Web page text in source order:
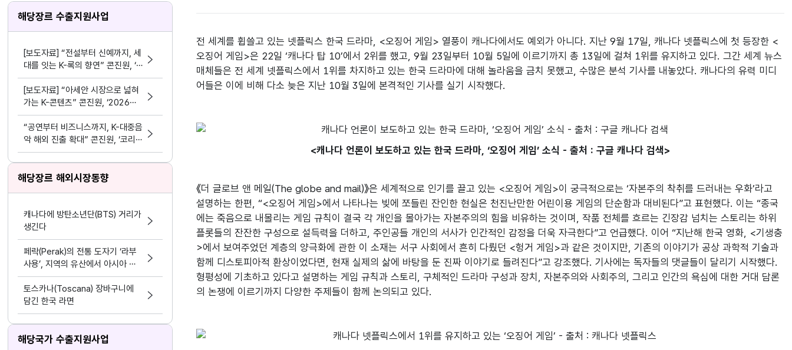
해당장르 수출지원사업
[보도자료] “전설부터 신예까지, 세
대를 잇는 K-록의 향연” 콘진원, ‘2
026 위드 스테이지 앤드 시즌6’ 개
최
[보도자료] “아세안 시장으로 넓혀
가는 K-콘텐츠” 콘진원, ‘2026
한-아세안 K-콘텐츠 비즈위크’성공
적 마무리
“공연부터 비즈니스까지, K-대중음
악 해외 진출 확대” 콘진원, ‘코리
아 스포트라이트 @인도네시아’ 개
최
해당장르 해외시장동향
캐나다에 방탄소년단(BTS) 거리가
생긴다
페락(Perak)의 전통 도자기 ‘라부
사용’, 지역의 유산에서 아시아 문
화 교류의 가능성으로
토스카나(Toscana) 장바구니에
담긴 한국 라면
해당국가 수출지원사업
전 세계를 휩쓸고 있는 넷플릭스 한국 드라마, <오징어 게임> 열풍이 캐나다에서도 예외가 아니다. 지난 9월 17일, 캐나다 넷플릭스에 첫 등장한 <
오징어 게임>은 22일 ‘캐나다 탑 10’에서 2위를 했고, 9월 23일부터 10월 5일에 이르기까지 총 13일에 걸쳐 1위를 유지하고 있다. 그간 세계 뉴스
매체들은 전 세계 넷플릭스에서 1위를 차지하고 있는 한국 드라마에 대해 놀라움을 금치 못했고, 수많은 분석 기사를 내놓았다. 캐나다의 유력 미디
어들은 이에 비해 다소 늦은 지난 10월 3일에 본격적인 기사를 실기 시작했다.
<캐나다 언론이 보도하고 있는 한국 드라마, ‘오징어 게임’ 소식 - 출처 : 구글 캐나다 검색>
《더 글로브 앤 메일(The globe and mail)》은 세계적으로 인기를 끌고 있는 <오징어 게임>이 궁극적으로는 ‘자본주의 착취를 드러내는 우화’라고
설명하는 한편, “<오징어 게임>에서 나타나는 빚에 쪼들린 잔인한 현실은 천진난만한 어린이용 게임의 단순함과 대비된다”고 표현했다. 이는 “종국
에는 죽음으로 내몰리는 게임 규칙이 결국 각 개인을 몰아가는 자본주의의 힘을 비유하는 것이며, 작품 전체를 흐르는 긴장감 넘치는 스토리는 하위
플롯들의 잔잔한 구성으로 설득력을 더하고, 주인공들 개인의 서사가 인간적인 감정을 더욱 자극한다”고 언급했다. 이어 “지난해 한국 영화, <기생충
>에서 보여주었던 계층의 양극화에 관한 이 소재는 서구 사회에서 흔히 다뤘던 <헝거 게임>과 같은 것이지만, 기존의 이야기가 공상 과학적 기술과
함께 디스토피아적 환상이었다면, 현재 실제의 삶에 바탕을 둔 진짜 이야기로 들려진다”고 강조했다. 기사에는 독자들의 댓글들이 달리기 시작했다.
형평성에 기초하고 있다고 설명하는 게임 규칙과 스토리, 구체적인 드라마 구성과 장치, 자본주의와 사회주의, 그리고 인간의 욕심에 대한 거대 담론
의 논쟁에 이르기까지 다양한 주제들이 함께 논의되고 있다.